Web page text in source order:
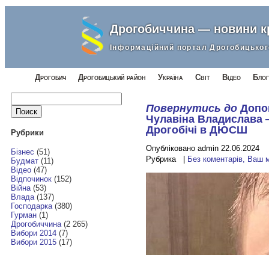
Дрогобиччина — новини
Інформаційний портал
Дрогобич Дрогобицький район Україна Світ Відео
Найти:
Рубрики
Бізнес (51)
Будмат(11)
Відео(47)
Відпочинок(152)
Війна(53)
Влада(137)
Господарка(380)
Гурман(1)
Дрогобиччина(2 265)
Вибори 2014(7)
Вибори 2015(17)
Повернутись до
Чулавіна Владислава
Дрогобічі в ДЮСШ
Опубліковано admin 22.06.2024
Рубрика | Без коментарів, Ваш